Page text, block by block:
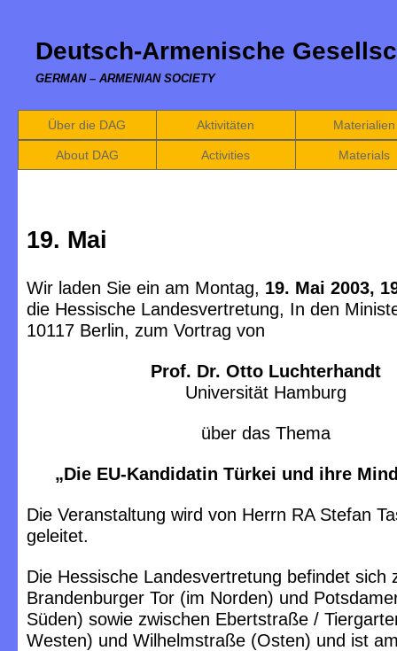
Deutsch-Armenische
GERMAN – ARMENIAN SOCIETY
Über die DAG Aktivitäten Materialien
About DAG Activities Materials
19. Mai
Wir laden Sie ein am Montag, 19. Mai 2003,
die Hessische Landesvertretung, In den
10117 Berlin, zum Vortrag von
Prof. Dr. Otto Luchterhandt
Universität Hamburg
über das Thema
„Die EU-Kandidatin Türkei und ihre
Die Veranstaltung wird von Herrn RA Stefan
geleitet.
Die Hessische Landesvertretung befindet sich
Brandenburger Tor (im Norden) und
Süden) sowie zwischen Ebertstraße /
Westen) und Wilhelmstraße (Osten) und ist